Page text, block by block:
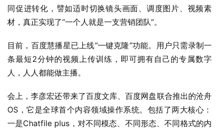
同促进转化，譬如适时切换镜头画面、调度图片、视频素
材，真正实现了“一个人就是一支营销团队”。
目前，百度慧播星已上线“一键克隆”功能。用户只需录制一
条最短2分钟的视频上传训练，即可拥有自己的专属数字
人，人人都能做主播。
会上，李彦宏还带来了百度文库、百度网盘联合推出的沧舟
OS，它是全球首个内容领域操作系统。包括了两大核心：
一是Chatfile plus，对不同模态、不同形态、不同格式的内